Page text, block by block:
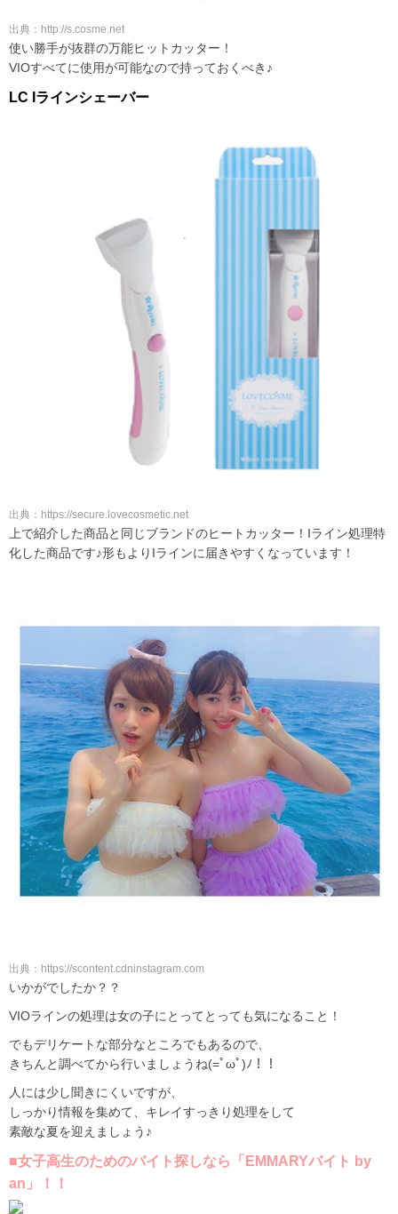
出典：http://s.cosme.net
使い勝手が抜群の万能ヒットカッター！
VIOすべてに使用が可能なので持っておくべき♪
LC Iラインシェーバー
出典：https://secure.lovecosmetic.net
上で紹介した商品と同じブランドのヒートカッター！Iライン処理特
化した商品です♪形もよりIラインに届きやすくなっています！
出典：https://scontent.cdninstagram.com
いかがでしたか？？
VIOラインの処理は女の子にとってとっても気になること！
でもデリケートな部分なところでもあるので、
きちんと調べてから行いましょうね(=ﾟωﾟ)ﾉ！！
人には少し聞きにくいですが、
しっかり情報を集めて、キレイすっきり処理をして
素敵な夏を迎えましょう♪
■女子高生のためのバイト探しなら「EMMARYバイト by
an」！！